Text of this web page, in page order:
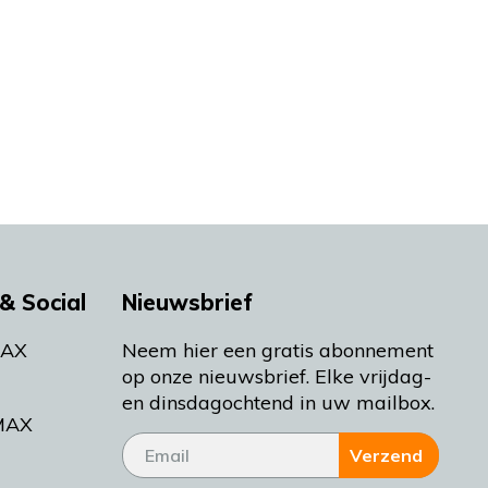
Social Nieuwsbrief
Neem hier een gratis abonnement
op onze nieuwsbrief. Elke vrijdag-
en dinsdagochtend in uw mailbox.
Verzend